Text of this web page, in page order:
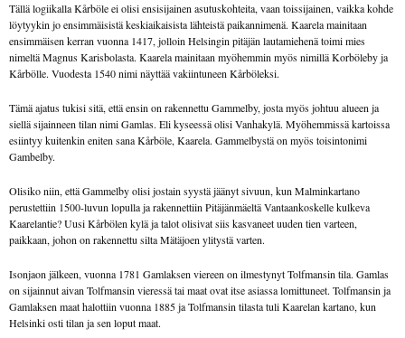
Tällä logiikalla Kårböle ei olisi ensisijainen asutuskohteita, vaan toissijainen, vaikka kohde
löytyykin jo ensimmäisistä keskiaikaisista lähteistä paikannimenä. Kaarela mainitaan
ensimmäisen kerran vuonna 1417, jolloin Helsingin pitäjän lautamiehenä toimi mies
nimeltä Magnus Karisbolasta. Kaarela mainitaan myöhemmin myös nimillä Korböleby ja
Kårbölle. Vuodesta 1540 nimi näyttää vakiintuneen Kårböleksi.
Tämä ajatus tukisi sitä, että ensin on rakennettu Gammelby, josta myös johtuu alueen ja
siellä sijainneen tilan nimi Gamlas. Eli kyseessä olisi Vanhakylä. Myöhemmissä kartoissa
esiintyy kuitenkin eniten sana Kårböle, Kaarela. Gammelbystä on myös toisintonimi
Gambelby.
Olisiko niin, että Gammelby olisi jostain syystä jäänyt sivuun, kun Malminkartano
perustettiin 1500-luvun lopulla ja rakennettiin Pitäjänmäeltä Vantaankoskelle kulkeva
Kaarelantie? Uusi Kårbölen kylä ja talot olisivat siis kasvaneet uuden tien varteen,
paikkaan, johon on rakennettu silta Mätäjoen ylitystä varten.
Isonjaon jälkeen, vuonna 1781 Gamlaksen viereen on ilmestynyt Tolfmansin tila. Gamlas
on sijainnut aivan Tolfmansin vieressä tai maat ovat itse asiassa lomittuneet. Tolfmansin ja
Gamlaksen maat halottiin vuonna 1885 ja Tolfmansin tilasta tuli Kaarelan kartano, kun
Helsinki osti tilan ja sen loput maat.